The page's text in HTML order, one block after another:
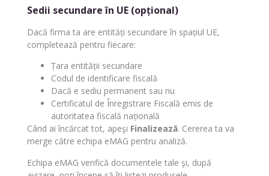
Sedii secundare în UE (opțional)
Dacă firma ta are entități secundare în spațiul UE,
completează pentru fiecare:
Țara entității secundare
Codul de identificare fiscală
Dacă e sediu permanent sau nu
Certificatul de Înregistrare Fiscală emis de
autoritatea fiscală națională
Când ai încărcat tot, apeşi Finalizează. Cererea ta va
merge către echipa eMAG pentru analiză.
Echipa eMAG verifică documentele tale şi, după